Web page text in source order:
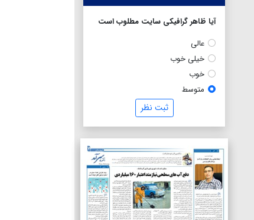
آیا ظاهر گرافیکی سایت مطلوب است
عالی
خیلی خوب
خوب
متوسط
ثبت نظر